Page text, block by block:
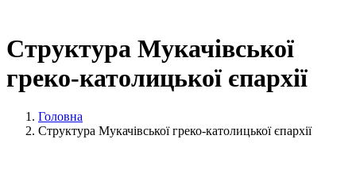
Структура Мукачівської
греко-католицької єпархії
Головна
Структура Мукачівської греко-католицької єпархії